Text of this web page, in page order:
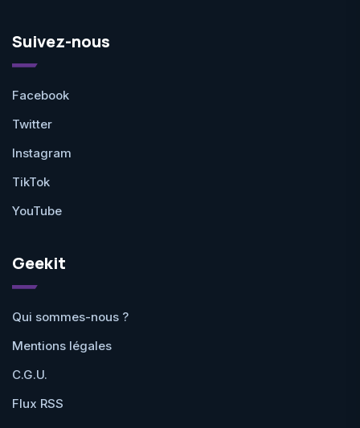
Suivez-nous
Facebook
Twitter
Instagram
TikTok
YouTube
Geekit
Qui sommes-nous ?
Mentions légales
C.G.U.
Flux RSS